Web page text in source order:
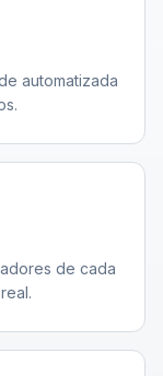
automatizada
de cada